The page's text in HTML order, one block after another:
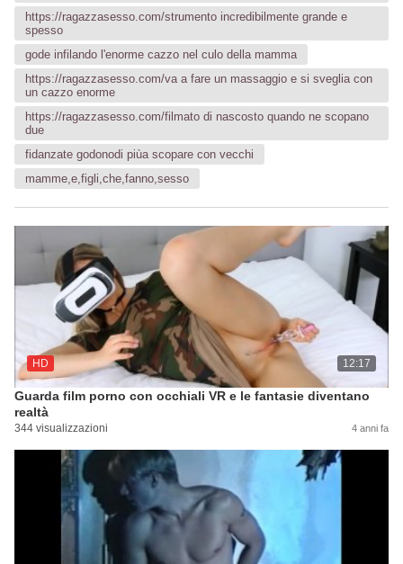
https://ragazzasesso.com/strumento incredibilmente grande e
spesso
gode infilando l'enorme cazzo nel culo della mamma
https://ragazzasesso.com/va a fare un massaggio e si sveglia con
un cazzo enorme
https://ragazzasesso.com/filmato di nascosto quando ne scopano
due
fidanzate godonodi piùa scopare con vecchi
mamme,e,figli,che,fanno,sesso
HD 12:17
Guarda film porno con occhiali VR e le fantasie diventano
realtà
344 visualizzazioni 4 anni fa